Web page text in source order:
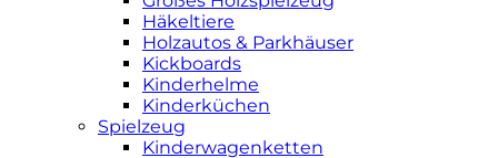
Häkeltiere
Holzautos & Parkhäuser
Kickboards
Kinderhelme
Kinderküchen
Spielzeug
Kinderwagenketten